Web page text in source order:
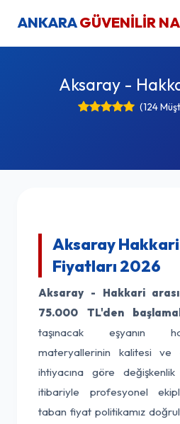
ANKARAGÜVENİLİR
Aksaray -
(124
Aksaray
Fiyatları 2026
Aksaray - Hakkari
75.000 TL'den
taşınacak eşyanın
materyallerinin kalitesi ve
ihtiyacına göre
itibariyle profesyonel
taban fiyat politikamız